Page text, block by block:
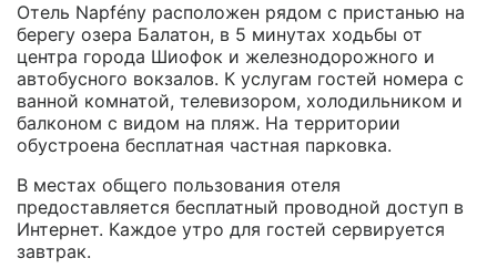
Отель Napfény расположен рядом с пристанью на
берегу озера Балатон, в 5 минутах ходьбы от
центра города Шиофок и железнодорожного и
автобусного вокзалов. К услугам гостей номера с
ванной комнатой, телевизором, холодильником и
балконом с видом на пляж. На территории
обустроена бесплатная частная парковка.
В местах общего пользования отеля
предоставляется бесплатный проводной доступ в
Интернет. Каждое утро для гостей сервируется
завтрак.